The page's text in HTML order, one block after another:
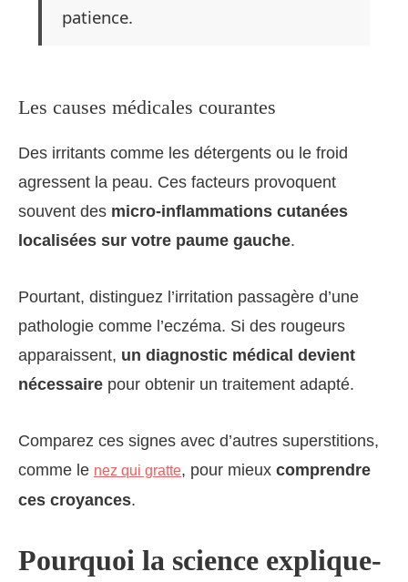
patience.
Les causes médicales courantes
Des irritants comme les détergents ou le froid
agressent la peau. Ces facteurs provoquent
souvent des micro-inflammations cutanées
localisées sur votre paume gauche.
Pourtant, distinguez l’irritation passagère d’une
pathologie comme l’eczéma. Si des rougeurs
apparaissent, un diagnostic médical devient
nécessaire pour obtenir un traitement adapté.
Comparez ces signes avec d’autres superstitions,
comme le nez qui gratte, pour mieux comprendre
ces croyances.
Pourquoi la science explique-